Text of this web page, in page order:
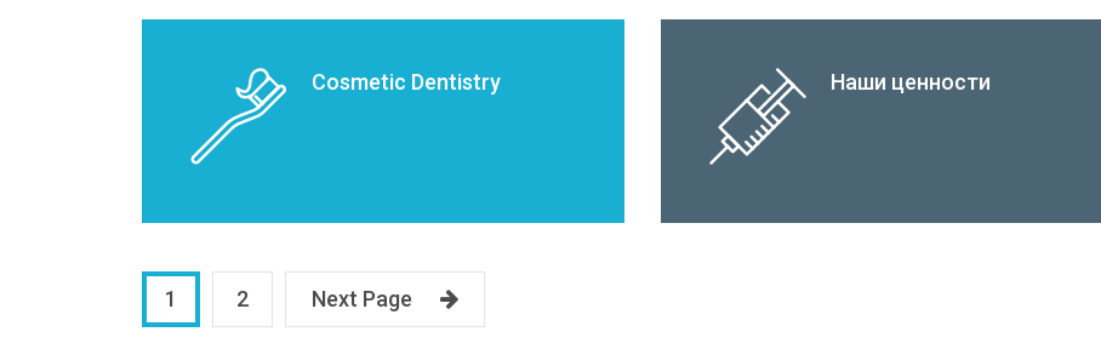
Cosmetic Dentistry Наши ценности
1 2 Next Page